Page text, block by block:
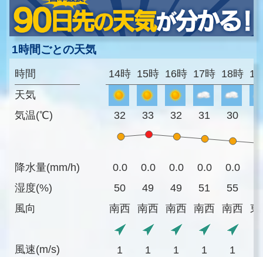
1時間ごとの天気
時間
天気
気温(℃)
降水量(mm/h)
湿度(%)
風向
風速(m/s)
14時 15時 16時 17時 18時
32 33 32 31 30
0.0 0.0 0.0 0.0 0.0
50
49 49 51 55
南西
南西 南西 南西 南西 東
1 1 1 1 1